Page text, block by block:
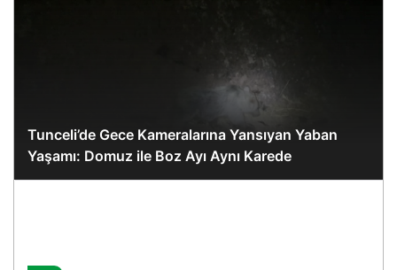
Tunceli’de Gece Kameralarına Yansıyan Yaban
Yaşamı: Domuz ile Boz Ayı Aynı Karede